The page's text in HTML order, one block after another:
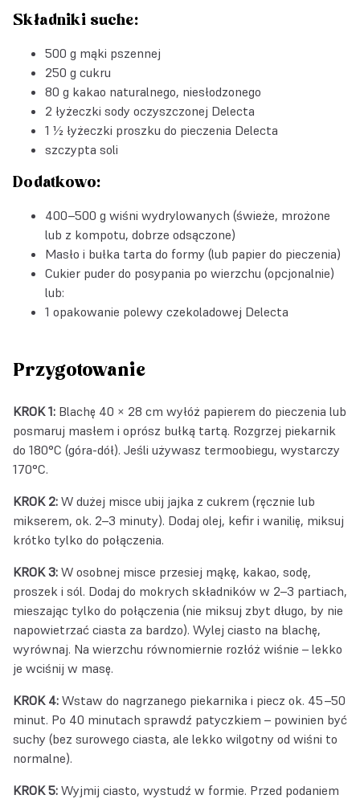
Składniki suche:
500 g mąki pszennej
250 g cukru
80 g kakao naturalnego, niesłodzonego
2 łyżeczki sody oczyszczonej Delecta
1 ½ łyżeczki proszku do pieczenia Delecta
szczypta soli
Dodatkowo:
400–500 g wiśni wydrylowanych (świeże, mrożone
lub z kompotu, dobrze odsączone)
Masło i bułka tarta do formy (lub papier do pieczenia)
Cukier puder do posypania po wierzchu (opcjonalnie)
lub:
1 opakowanie polewy czekoladowej Delecta
Przygotowanie
KROK 1: Blachę 40 × 28 cm wyłóż papierem do pieczenia lub
posmaruj masłem i oprósz bułką tartą. Rozgrzej piekarnik
do 180°C (góra-dół). Jeśli używasz termoobiegu, wystarczy
170°C.
KROK 2: W dużej misce ubij jajka z cukrem (ręcznie lub
mikserem, ok. 2–3 minuty). Dodaj olej, kefir i wanilię, miksuj
krótko tylko do połączenia.
KROK 3: W osobnej misce przesiej mąkę, kakao, sodę,
proszek i sól. Dodaj do mokrych składników w 2–3 partiach,
mieszając tylko do połączenia (nie miksuj zbyt długo, by nie
napowietrzać ciasta za bardzo). Wylej ciasto na blachę,
wyrównaj. Na wierzchu równomiernie rozłóż wiśnie – lekko
je wciśnij w masę.
KROK 4: Wstaw do nagrzanego piekarnika i piecz ok. 45–50
minut. Po 40 minutach sprawdź patyczkiem – powinien być
suchy (bez surowego ciasta, ale lekko wilgotny od wiśni to
normalne).
KROK 5: Wyjmij ciasto, wystudź w formie. Przed podaniem